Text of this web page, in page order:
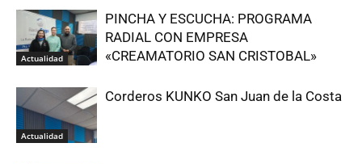
Actualidad
PINCHA Y ESCUCHA: PROGRAMA
RADIAL CON EMPRESA
«CREAMATORIO SAN CRISTOBAL»
Actualidad
Corderos KUNKO San Juan de la Costa